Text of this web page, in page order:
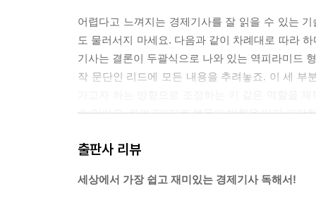
어렵다고 느껴지는 경제기사를 잘 읽을 수 있는
도 물러서지 마세요. 다음과 같이 차례대로 따라
기사는 결론이 두괄식으로 나와 있는 역피라미드
작 문단인 리드에 모든 내용을 추려놓죠. 이 세 부
수 있어요. 위의 3가지로 본문의 방향을 미리 파악
다. --- p.49
금융은 복잡하고도 세밀한 계산에 의해 움직입니
출판사 리뷰
세상에서 가장 쉽고 재미있는 경제기사 독해서!